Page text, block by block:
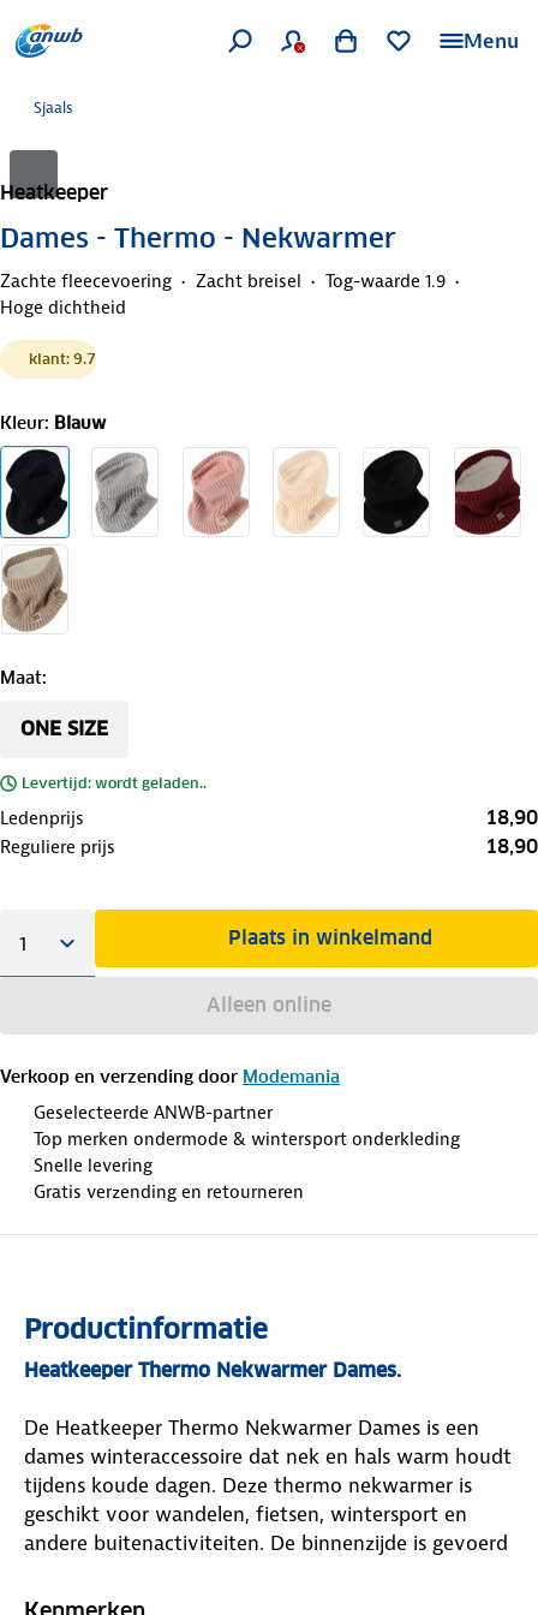
Menu
Sjaals
Heatkeeper
Dames - Thermo - Nekwarmer
Zachte fleecevoering Zacht breisel
Tog-waarde 1.9
Hoge dichtheid
klant: 9.7
Kleur: Blauw
Maat:
ONE SIZE
Levertijd: wordt geladen..
Ledenprijs 18,90
Reguliere prijs 18,90
Plaats in winkelmand
Alleen online
Verkoop en verzending door Modemania
Geselecteerde ANWB-partner
Top merken ondermode & wintersport onderkleding
Snelle levering
Gratis verzending en retourneren
Productinformatie
Heatkeeper Thermo Nekwarmer Dames.
De Heatkeeper Thermo Nekwarmer Dames is een
dames winteraccessoire dat nek en hals warm houdt
tijdens koude dagen. Deze thermo nekwarmer is
geschikt voor wandelen, fietsen, wintersport en
andere buitenactiviteiten. De binnenzijde is gevoerd
buitenzijde bestaat uit dichtgebreid breisel van